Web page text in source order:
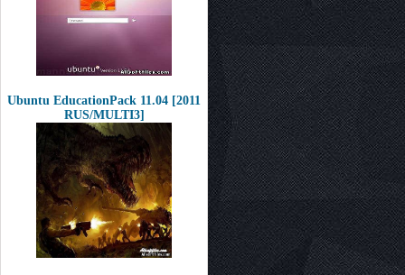
Ubuntu EducationPack 11.04 [2011
RUS/MULTI3]